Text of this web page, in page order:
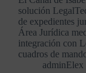
solución
de expedientes
Área Jurídica
integración con
cuadros de
adminElex